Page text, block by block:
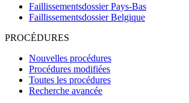
Faillissementsdossier Pays-Bas
Faillissementsdossier Belgique
PROCÉDURES
Nouvelles procédures
Procédures modifiées
Toutes les procédures
Recherche avancée